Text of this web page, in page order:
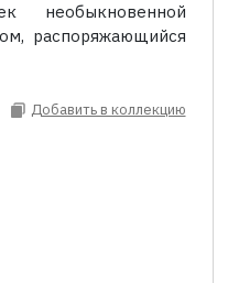
необыкновенной
распоряжающийся
Добавить в коллекцию